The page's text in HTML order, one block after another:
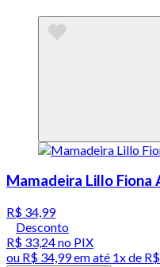
Mamadeira Lillo Fiona
R$ 34,99
Desconto
R$ 33,24no PIX
ou R$ 34,99em até 1x de